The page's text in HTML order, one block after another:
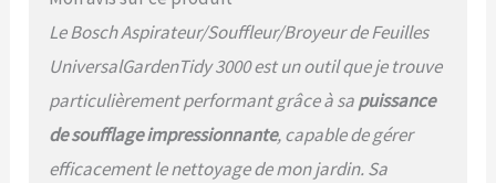
Le Bosch Aspirateur/Souffleur/Broyeur de Feuilles
UniversalGardenTidy 3000 est un outil que je trouve
particulièrement performant grâce à sapuissance
de soufflage impressionnante, capable de gérer
efficacement le nettoyage de mon jardin. Sa